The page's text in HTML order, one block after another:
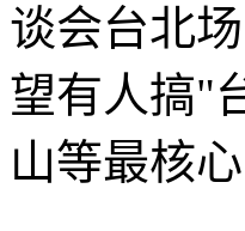
谈会台北
望有人搞"
山等最核